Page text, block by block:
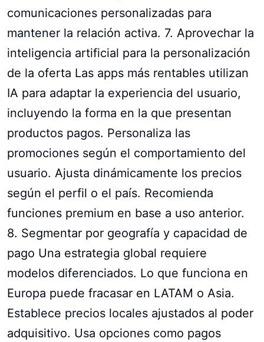
comunicaciones personalizadas para
mantener la relación activa. 7. Aprovechar la
inteligencia artificial para la personalización
de la oferta Las apps más rentables utilizan
IA para adaptar la experiencia del usuario,
incluyendo la forma en la que presentan
productos pagos. Personaliza las
promociones según el comportamiento del
usuario. Ajusta dinámicamente los precios
según el perfil o el país. Recomienda
funciones premium en base a uso anterior.
8. Segmentar por geografía y capacidad de
pago Una estrategia global requiere
modelos diferenciados. Lo que funciona en
Europa puede fracasar en LATAM o Asia.
Establece precios locales ajustados al poder
adquisitivo. Usa opciones como pagos